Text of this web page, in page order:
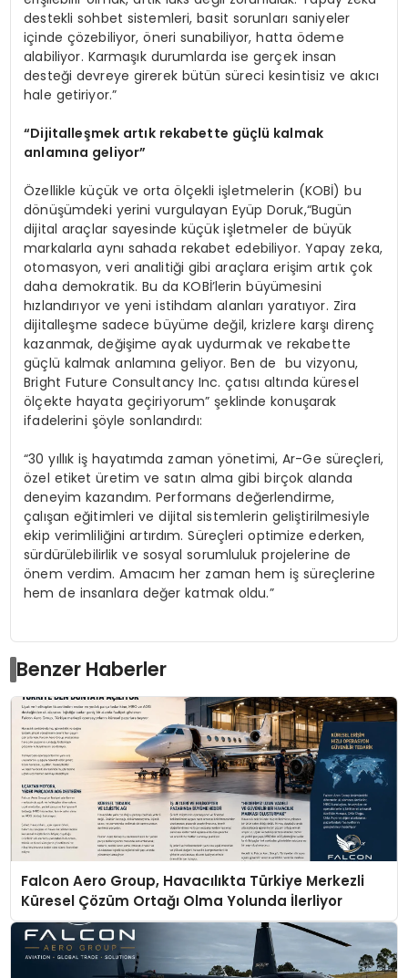
destekli sohbet sistemleri, basit sorunları saniyeler
içinde çözebiliyor, öneri sunabiliyor, hatta ödeme
alabiliyor. Karmaşık durumlarda ise gerçek insan
desteği devreye girerek bütün süreci kesintisiz ve akıcı
hale getiriyor.”
“Dijitalleşmek artık rekabette güçlü kalmak
anlamına geliyor”
Özellikle küçük ve orta ölçekli işletmelerin (KOBİ) bu
dönüşümdeki yerini vurgulayan Eyüp Doruk,“Bugün
dijital araçlar sayesinde küçük işletmeler de büyük
markalarla aynı sahada rekabet edebiliyor. Yapay zeka,
otomasyon, veri analitiği gibi araçlara erişim artık çok
daha demokratik. Bu da KOBİ’lerin büyümesini
hızlandırıyor ve yeni istihdam alanları yaratıyor. Zira
dijitalleşme sadece büyüme değil, krizlere karşı direnç
kazanmak, değişime ayak uydurmak ve rekabette
güçlü kalmak anlamına geliyor. Ben de bu vizyonu,
Bright Future Consultancy Inc. çatısı altında küresel
ölçekte hayata geçiriyorum” şeklinde konuşarak
ifadelerini şöyle sonlandırdı:
“30 yıllık iş hayatımda zaman yönetimi, Ar-Ge süreçleri,
özel etiket üretim ve satın alma gibi birçok alanda
deneyim kazandım. Performans değerlendirme,
çalışan eğitimleri ve dijital sistemlerin geliştirilmesiyle
ekip verimliliğini artırdım. Süreçleri optimize ederken,
sürdürülebilirlik ve sosyal sorumluluk projelerine de
önem verdim. Amacım her zaman hem iş süreçlerine
hem de insanlara değer katmak oldu.”
Benzer Haberler
Falcon Aero Group, Havacılıkta Türkiye Merkezli
Küresel Çözüm Ortağı Olma Yolunda İlerliyor